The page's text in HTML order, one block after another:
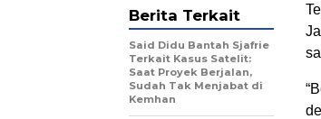
Berita Terkait
Said Didu Bantah Sjafrie
Terkait Kasus Satelit:
Saat Proyek Berjalan,
Sudah Tak Menjabat di
Kemhan